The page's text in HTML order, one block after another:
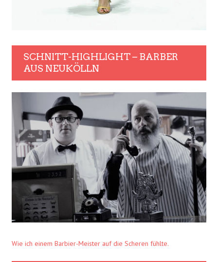
SCHNITT-HIGHLIGHT – BARBER
AUS NEUKÖLLN
Wie ich einem Barbier-Meister auf die Scheren fühlte.